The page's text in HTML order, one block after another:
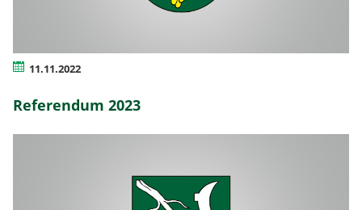
11.11.2022
Referendum 2023